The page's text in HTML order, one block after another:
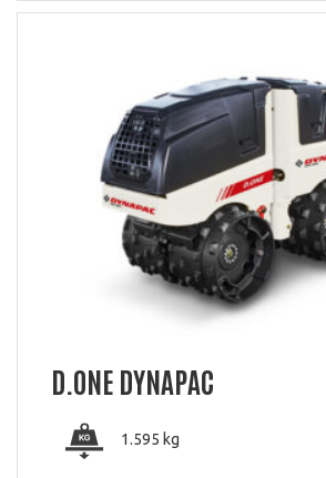
D.ONE DYNAPAC
1.595 kg